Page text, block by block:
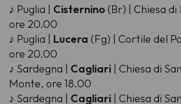
♪ Puglia | Cisternino(Br) | Chiesa di
ore 20.00
♪ Puglia | Lucera (Fg) | Cortile del
ore 20.00
♪ Sardegna | Cagliari | Chiesa di
Monte, ore 18.00
♪ Sardegna | Cagliari | Chiesa di